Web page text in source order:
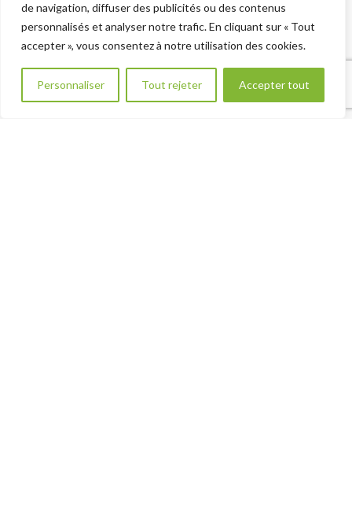
de navigation, diffuser des publicités ou des contenus
personnalisés et analyser notre trafic. En cliquant sur « Tout
accepter », vous consentez à notre utilisation des cookies.
Personnaliser Tout rejeter Accepter tout
Conditions Générales
Qui sommes nous
A Propos
Plan du site - Sitemap
VOTRE PROJET
Besoin d aide ?